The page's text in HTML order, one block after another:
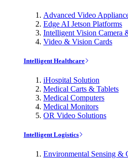
Advanced Video
Edge AI Jetson Platforms
Intelligent Vision Camera
Video & Vision Cards
Intelligent Healthcare
iHospital Solution
Medical Carts & Tablets
Medical Computers
Medical Monitors
OR Video Solutions
Intelligent Logistics
Environmental Sensing &